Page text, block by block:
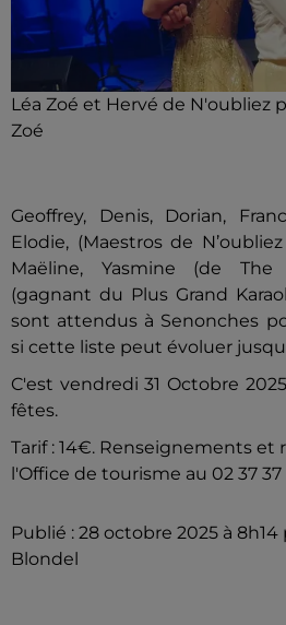
Léa Zoé et Hervé de N'oubliez
Zoé
Geoffrey, Denis, Dorian,
Elodie, (Maestros de
Maëline, Yasmine (de
(gagnant du Plus Grand
sont attendus à Senonches
si cette liste peut évoluer
C'est vendredi 31 Octobre
fêtes.
Tarif : 14€. Renseignements et
l'Office de tourisme au 02 37 37
Publié : 28 octobre 2025 à
Blondel